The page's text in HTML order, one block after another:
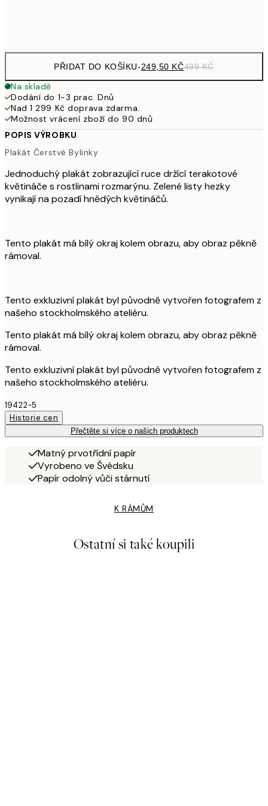
PŘIDAT DO KOŠÍKU-249,50 KČ499 KČ
Na skladě
Dodání do 1-3 prac. Dnů
Nad 1 299 Kč doprava zdarma.
Možnost vrácení zboží do 90 dnů
POPIS VÝROBKU
Plakát Čerstvé Bylinky
Jednoduchý plakát zobrazující ruce držící terakotové
květináče s rostlinami rozmarýnu. Zelené listy hezky
vynikají na pozadí hnědých květináčů.
Tento plakát má bílý okraj kolem obrazu, aby obraz pěkně
rámoval.
Tento exkluzivní plakát byl původně vytvořen fotografem z
našeho stockholmského ateliéru.
Tento plakát má bílý okraj kolem obrazu, aby obraz pěkně
rámoval.
Tento exkluzivní plakát byl původně vytvořen fotografem z
našeho stockholmského ateliéru.
19422-5
Historie cen
Přečtěte si více o našich produktech
Matný prvotřídní papír
Vyrobeno ve Švédsku
Papír odolný vůči stárnutí
K RÁMŮM
Ostatní si také koupili